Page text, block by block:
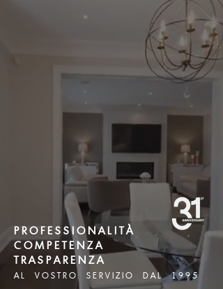
P R O F E S S I O N A L I T À
C O M P E T E N Z A
T R A S P A R E N Z A
A L V O S T R O S E R V I Z I O D A L 1 9 9 5